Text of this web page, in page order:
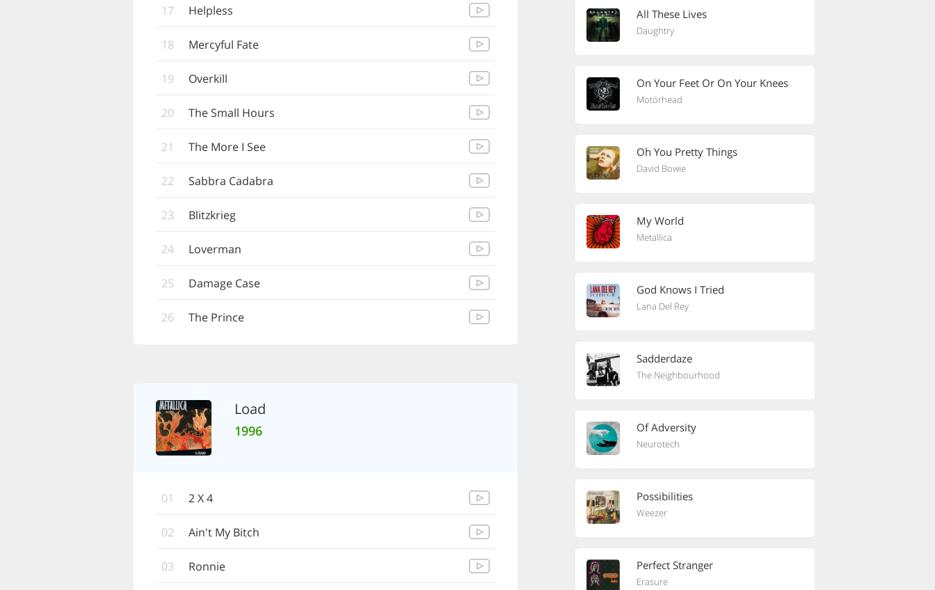
17 Helpless
18 Mercyful Fate
19 Overkill
20 The Small Hours
21 The More I See
22 Sabbra Cadabra
23 Blitzkrieg
24 Loverman
25 Damage Case
26 The Prince
Load
1996
01 2 X 4
02 Ain't My Bitch
03 Ronnie
All These Lives
Daughtry
On Your Feet Or On Your Knees
Motörhead
Oh You Pretty Things
David Bowie
My World
Metallica
God Knows I Tried
Lana Del Rey
Sadderdaze
The Neighbourhood
Of Adversity
Neurotech
Possibilities
Weezer
Perfect Stranger
Erasure